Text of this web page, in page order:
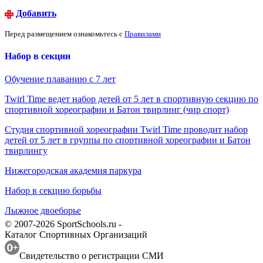
Добавить
Перед размещением ознакомьтесь с Правилами
Набор в секции
Обучение плаванию с 7 лет
Twirl Time ведет набор детей от 5 лет в спортивную секцию по
спортивной хореографии и Батон твирлинг (чир спорт)
Студия спортивной хореографии Twirl Time проводит набор
детей от 5 лет в группы по спортивной хореографии и Батон
твирлингу
Нижегородская академия паркура
Набор в секцию борьбы
Лыжное двоеборье
© 2007-2026 SportSchools.ru -
Каталог Спортивных Организаций
Свидетельство о регистрации СМИ